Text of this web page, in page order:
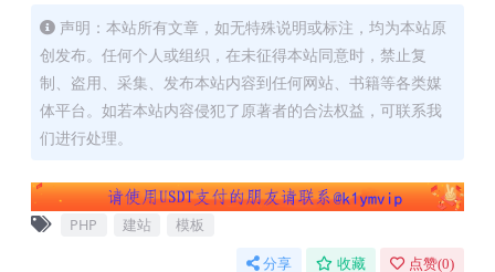
声明：本站所有文章，如无特殊说明或标注，均为本站原
创发布。任何个人或组织，在未征得本站同意时，禁止复
制、盗用、采集、发布本站内容到任何网站、书籍等各类媒
体平台。如若本站内容侵犯了原著者的合法权益，可联系我
们进行处理。
PHP 建站 模板
分享 收藏 点赞(0)